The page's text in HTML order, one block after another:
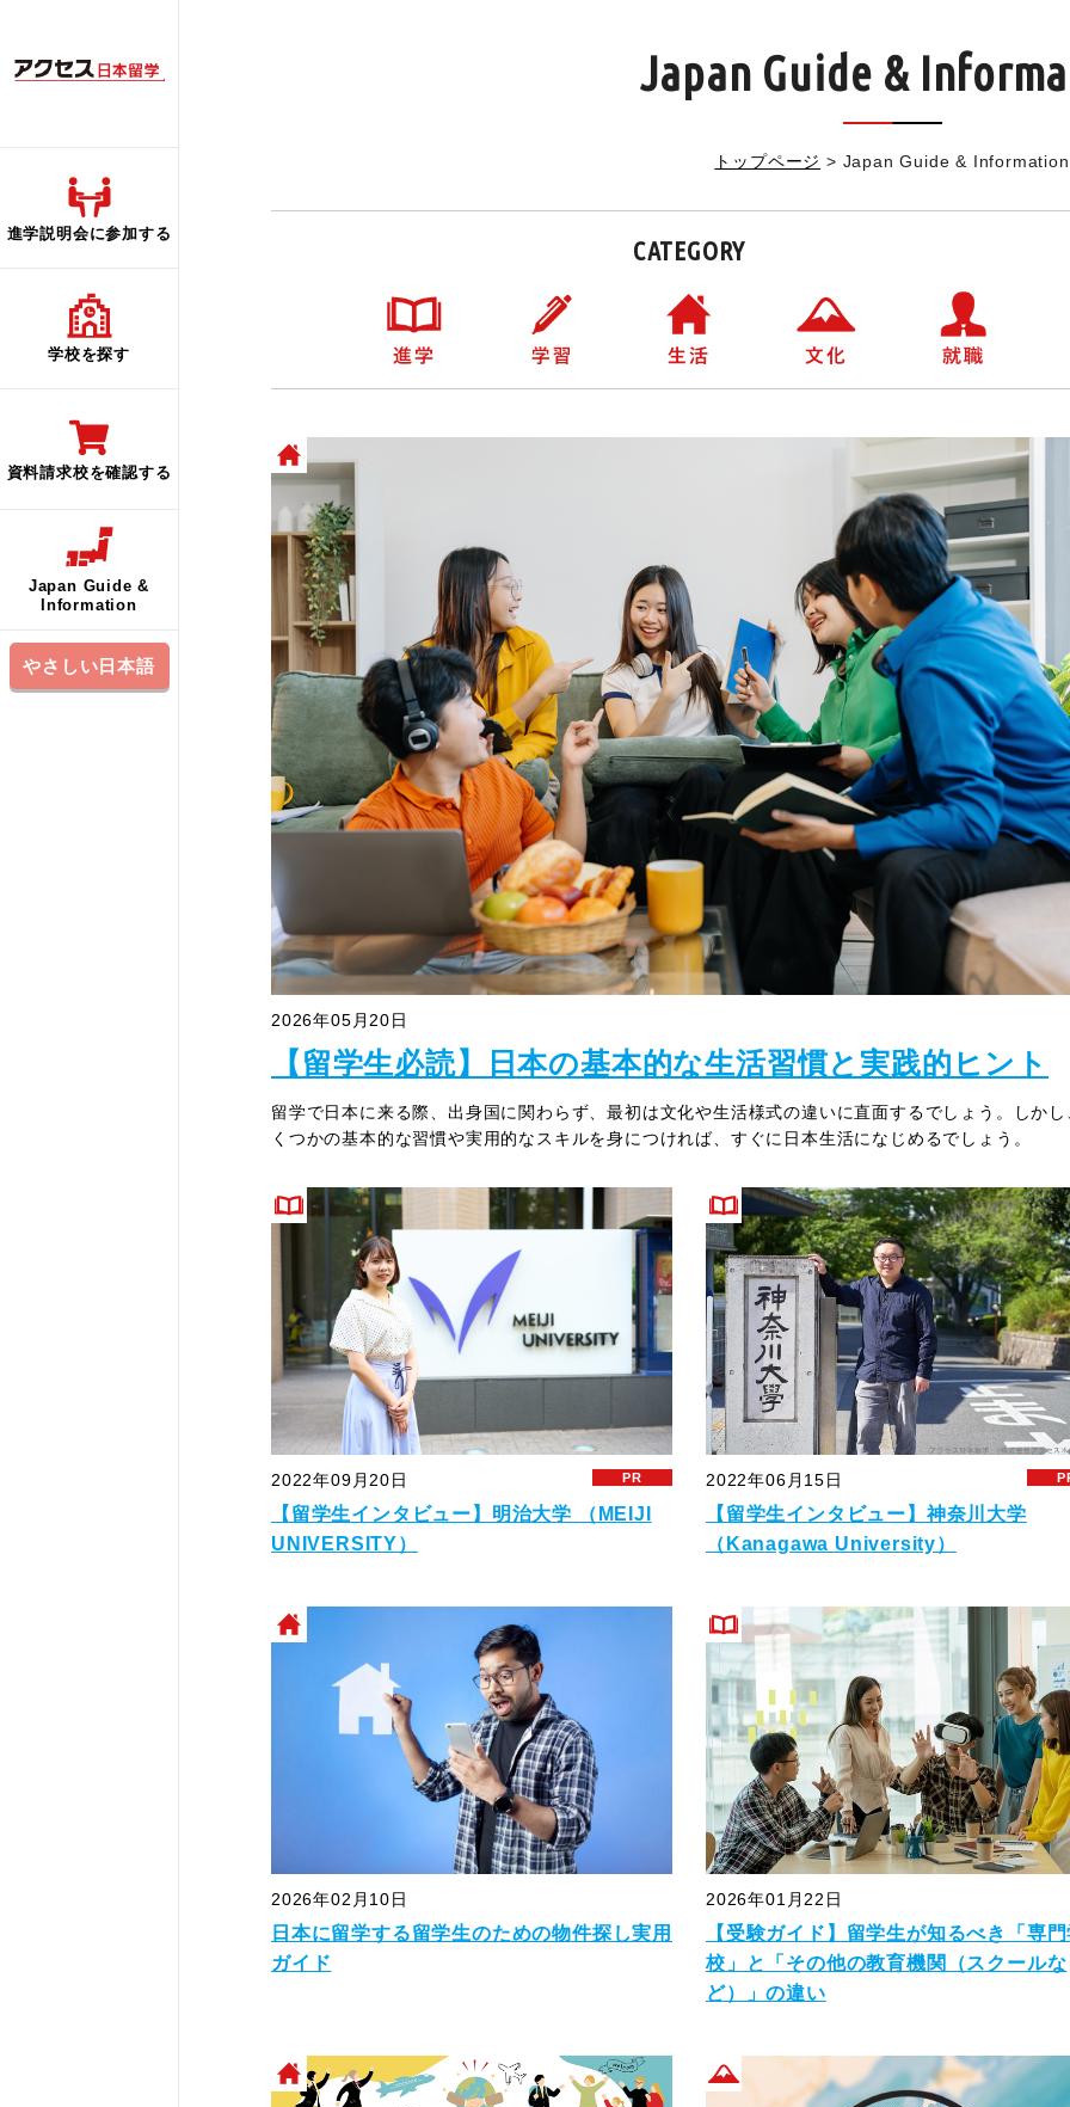
進学説明会に参加する
学校を探す
資料請求校を確認する
Japan Guide &
Information
やさしい日本語
Japan Guide &
トップページ > Japan Guide & Information
CATEGORY
2026年05月20日
【留学生必読】日本の基本的な生活習慣と実践的ヒント
留学で日本に来る際、出身国に関わらず、最初は文化や生活様式の違いに直面するでしょう。しかし
くつかの基本的な習慣や実用的なスキルを身につければ、すぐに日本生活になじめるでしょう。
2022年09月20日
【留学生インタビュー】明治大学 （MEIJI
UNIVERSITY）
2022年06月15日
【留学生インタビュー】神奈川大学
（Kanagawa University）
2026年02月10日
日本に留学する留学生のための物件探し実用
ガイド
2026年01月22日
【受験ガイド】留学生が知るべき「専
校」と「その他の教育機関（スクールな
ど）」の違い